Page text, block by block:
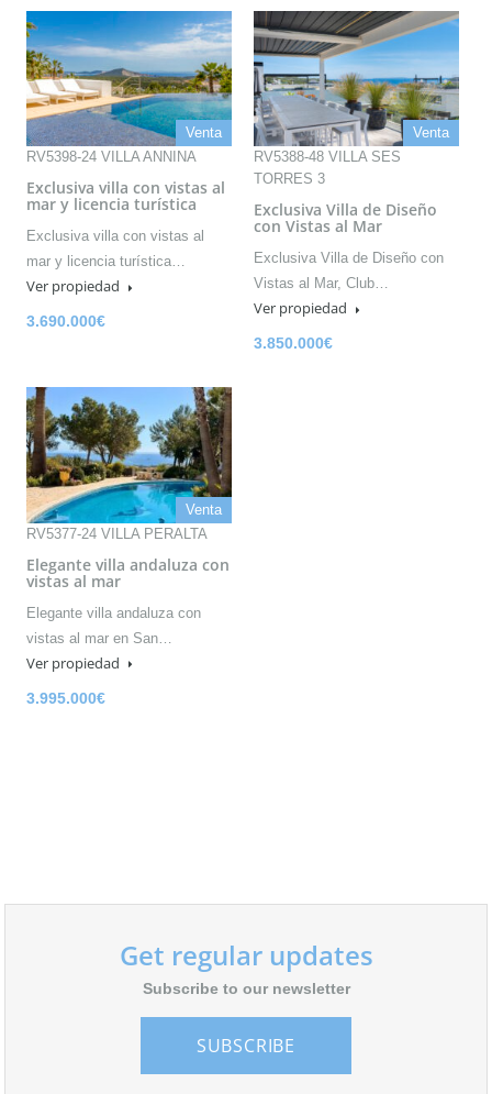
Venta
RV5398-24 VILLA ANNINA
Exclusiva villa con vistas al
mar y licencia turística
Exclusiva villa con vistas al
mar y licencia turística…
Ver propiedad
3.690.000€
Venta
RV5388-48 VILLA SES
TORRES 3
Exclusiva Villa de Diseño
con Vistas al Mar
Exclusiva Villa de Diseño con
Vistas al Mar, Club…
Ver propiedad
3.850.000€
Venta
RV5377-24 VILLA PERALTA
Elegante villa andaluza con
vistas al mar
Elegante villa andaluza con
vistas al mar en San…
Ver propiedad
3.995.000€
Get regular updates
Subscribe to our newsletter
SUBSCRIBE